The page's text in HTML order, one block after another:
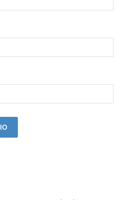
Polkaverse
electrónico